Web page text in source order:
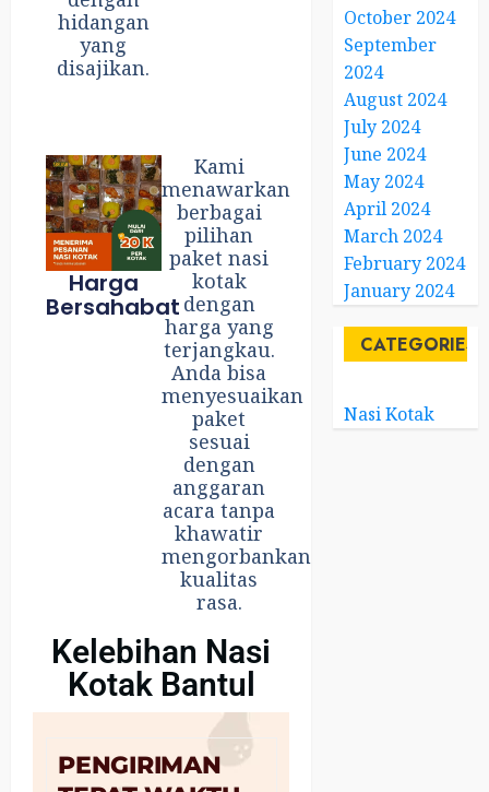
hidangan
yang
disajikan.
Harga
Bersahabat
Kami
menawarkan
berbagai
pilihan
paket nasi
kotak
dengan
harga yang
terjangkau.
Anda bisa
menyesuaikan
paket
sesuai
dengan
anggaran
acara tanpa
khawatir
mengorbankan
kualitas
rasa.
Kelebihan Nasi
Kotak Bantul
PENGIRIMAN
October 2024
September
2024
August 2024
July 2024
June 2024
May 2024
April 2024
March 2024
February 2024
January 2024
CATEGORIES
Nasi Kotak